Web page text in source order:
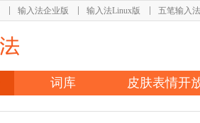
输入法企业版 输入法Linux版 五笔输入法
词库 皮肤表情开